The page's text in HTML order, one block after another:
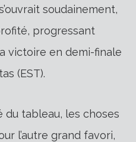
soudainement,
progressant
victoire en demi-finale
(EST).
du tableau, les choses
l’autre grand favori,